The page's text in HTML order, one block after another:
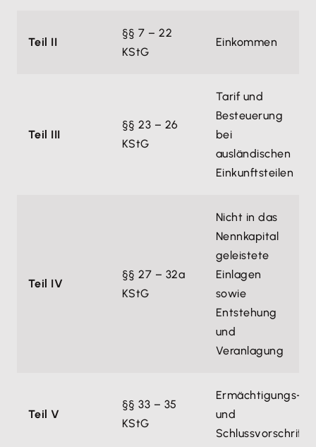
Teil II
§§ 7 – 22
KStG
Einkommen
Teil III
§§ 23 – 26
KStG
Tarif und
Besteuerung
bei
ausländischen
Einkunftsteilen
Teil IV
§§ 27 – 32a
KStG
Nicht in das
Nennkapital
geleistete
Einlagen
sowie
Entstehung
und
Veranlagung
Teil V
§§ 33 – 35
KStG
Ermächtigungs-
und